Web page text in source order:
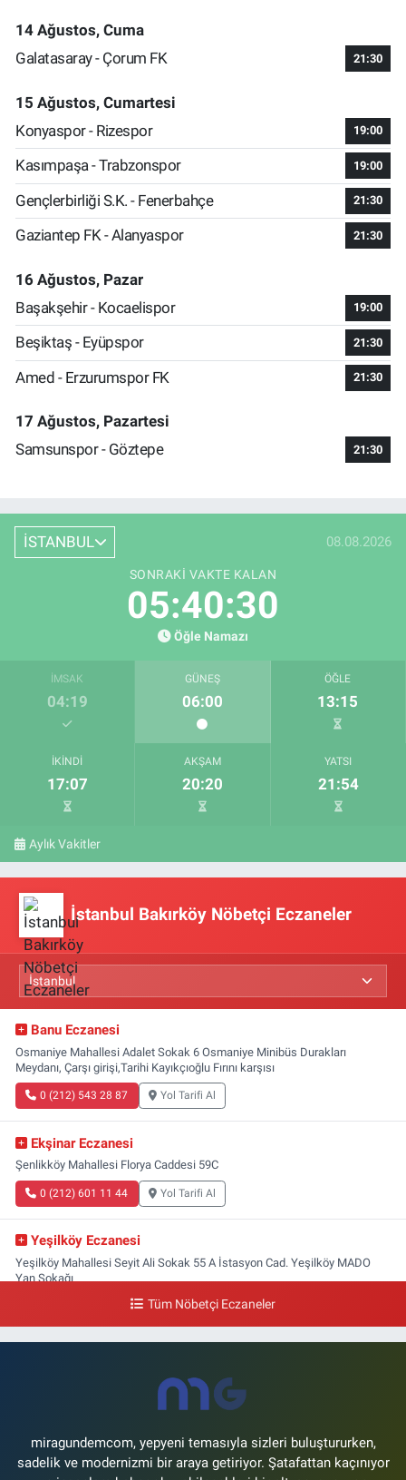
14 Ağustos, Cuma
Galatasaray - Çorum FK
21:30
15 Ağustos, Cumartesi
Konyaspor - Rizespor
19:00
Kasımpaşa - Trabzonspor 19:00
Gençlerbirliği S.K. - Fenerbahçe 21:30
Gaziantep FK - Alanyaspor 21:30
16 Ağustos, Pazar
Başakşehir - Kocaelispor
19:00
Beşiktaş - Eyüpspor 21:30
Amed - Erzurumspor FK 21:30
17 Ağustos, Pazartesi
Samsunspor - Göztepe
21:30
İSTANBUL 08.08.2026
SONRAKI VAKTE KALAN
05:40:30
Öğle Namazı
İMSAK
04:19
GÜNEŞ
06:00
ÖĞLE
13:15
İKINDI
17:07
AKŞAM
20:20
YATSI
21:54
Aylık Vakitler
İstanbul Bakırköy Nöbetçi Eczaneler
Banu Eczanesi
Osmaniye Mahallesi Adalet Sokak 6 Osmaniye Minibüs Durakları
Meydanı, Çarşı girişi,Tarihi Kayıkçıoğlu Fırını karşısı
0 (212) 543 28 87 Yol Tarifi Al
Ekşinar Eczanesi
Şenlikköy Mahallesi Florya Caddesi 59C
0 (212) 601 11 44 Yol Tarifi Al
Yeşilköy Eczanesi
Yeşilköy Mahallesi Seyit Ali Sokak 55 A İstasyon Cad. Yeşilköy MADO
Yan Sokağı
Yol Tarifi Al
Ataköy 3-4-11. Kısım Mahallesi Dr. Remzi Kazancıgil Caddesi Ataköy
4.Kısım Çarşısı No:12 Ataköy 4.Kısım Çarşısı
Tüm Nöbetçi Eczaneler
miragundemcom, yepyeni temasıyla sizleri buluştururken,
sadelik ve modernizmi bir araya getiriyor. Şatafattan kaçınıyor